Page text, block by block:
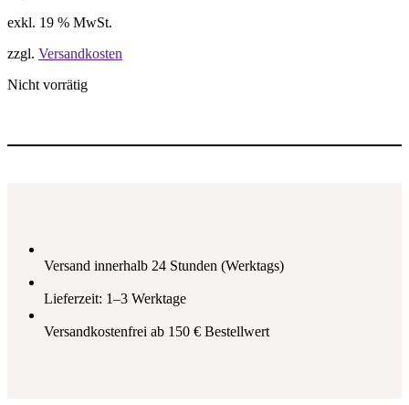
exkl. 19 % MwSt.
zzgl. Versandkosten
Nicht vorrätig
Versand innerhalb 24 Stunden (Werktags)
Lieferzeit: 1–3 Werktage
Versandkostenfrei ab 150 € Bestellwert